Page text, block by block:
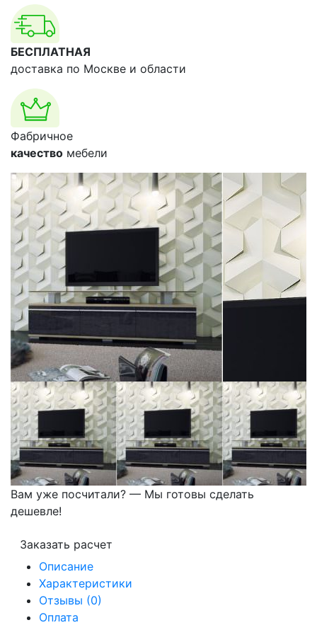
БЕСПЛАТНАЯ
доставка по Москве и области
Фабричное
качество мебели
Вам уже посчитали? — Мы готовы сделать
дешевле!
Заказать расчет
Описание
Характеристики
Отзывы (0)
Оплата